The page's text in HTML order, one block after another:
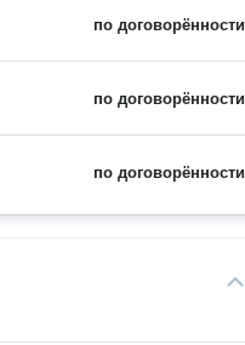
по договорённости
по договорённости
по договорённости